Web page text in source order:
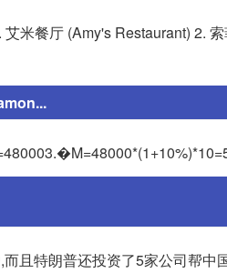
米餐厅 (Amy's Restaurant) 2.
且特朗普还投资了5家公司帮中